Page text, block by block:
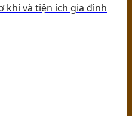
khí và tiện ích gia đình